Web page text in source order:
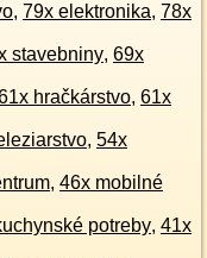
, 79x elektronika, 78x
stavebniny, 69x
hračkárstvo, 61x
, 54x
, 46x mobilné
potreby, 41x